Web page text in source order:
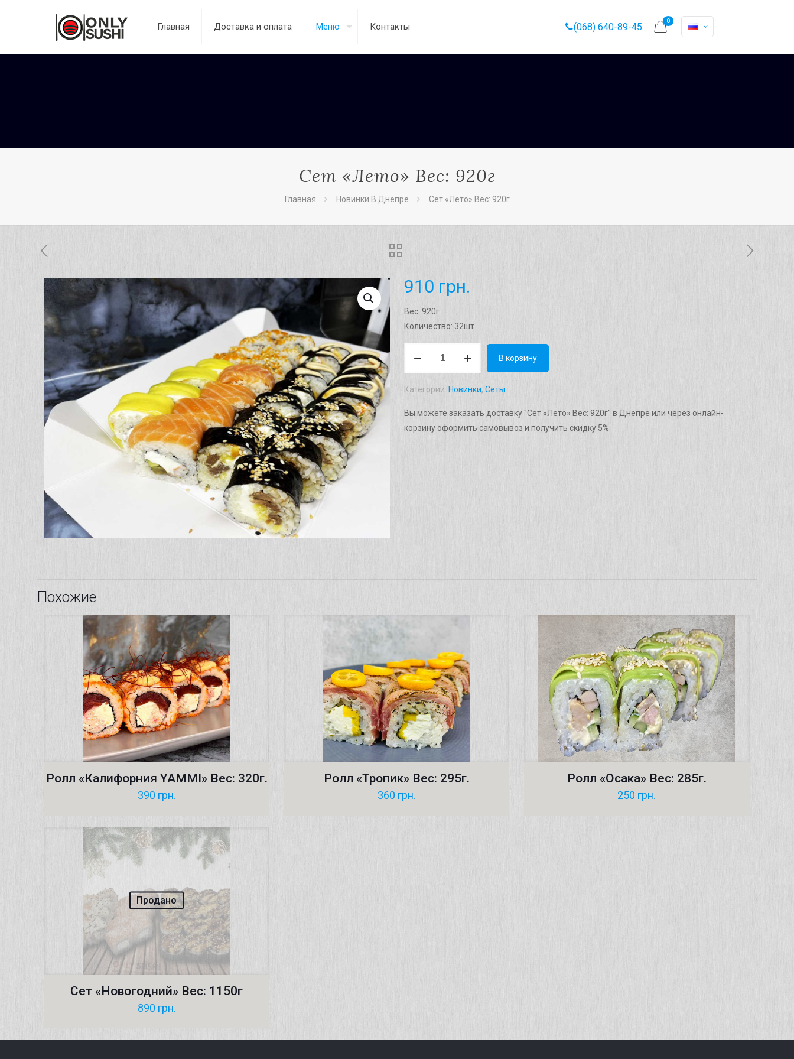
Главная Доставка и оплата Меню Контакты (068) 640-89-45
0
Сет «Лето» Вес: 920г
Главная Новинки В Днепре Сет «Лето» Вес: 920г
910 грн.
Вес: 920г
Количество: 32шт.
"Лето"
Вес:
В корзину
Категории: Новинки, Сеты
Вы можете заказать доставку "Сет «Лето» Вес: 920г" в Днепре или через онлайн-
корзину оформить самовывоз и получить скидку 5%
Похожие
Ролл «Калифорния YAMMI» Вес: 320г.
390 грн.
Ролл «Тропик» Вес: 295г.
360 грн.
Ролл «Осака» Вес: 285г.
250 грн.
Продано
Сет «Новогодний» Вес: 1150г
890 грн.